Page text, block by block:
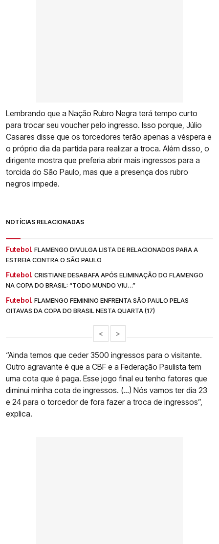
Lembrando que a Nação Rubro Negra terá tempo curto
para trocar seu voucher pelo ingresso. Isso porque, Júlio
Casares disse que os torcedores terão apenas a véspera e
o próprio dia da partida para realizar a troca. Além disso, o
dirigente mostra que preferia abrir mais ingressos para a
torcida do São Paulo, mas que a presença dos rubro
negros impede.
NOTÍCIAS RELACIONADAS
Futebol. FLAMENGO DIVULGA LISTA DE RELACIONADOS PARA A
ESTREIA CONTRA O SÃO PAULO
Futebol. CRISTIANE DESABAFA APÓS ELIMINAÇÃO DO FLAMENGO
NA COPA DO BRASIL: “TODO MUNDO VIU…”
Futebol. FLAMENGO FEMININO ENFRENTA SÃO PAULO PELAS
OITAVAS DA COPA DO BRASIL NESTA QUARTA (17)
< >
“Ainda temos que ceder 3500 ingressos para o visitante.
Outro agravante é que a CBF e a Federação Paulista tem
uma cota que é paga. Esse jogo final eu tenho fatores que
diminui minha cota de ingressos. (…) Nós vamos ter dia 23
e 24 para o torcedor de fora fazer a troca de ingressos”,
explica.